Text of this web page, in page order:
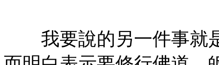
我要說的另一件事就